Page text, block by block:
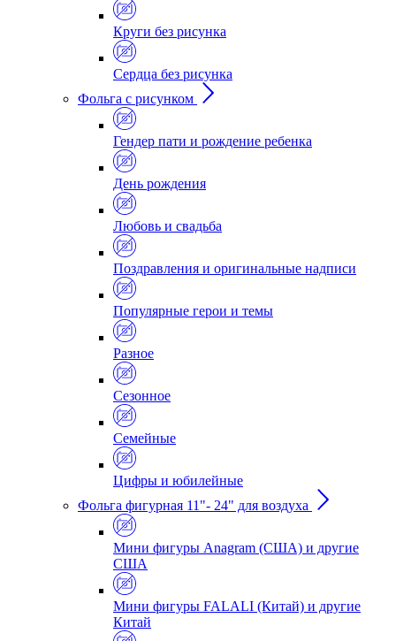
Круги без рисунка
Сердца без рисунка
Фольга с рисунком
Гендер пати и рождение ребенка
День рождения
Любовь и свадьба
Поздравления и оригинальные надписи
Популярные герои и темы
Разное
Сезонное
Семейные
Цифры и юбилейные
Фольга фигурная 11"- 24" для воздуха
Мини фигуры Anagram (США) и другие
США
Мини фигуры FALALI (Китай) и другие
Китай